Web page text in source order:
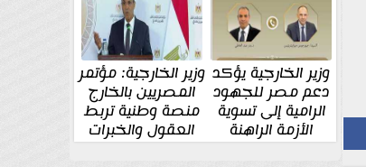
وزير الخارجية يؤكد
دعم مصر للجهود
الرامية إلى تسوية
الأزمة الراهنة
وزير الخارجية: مؤتمر
المصريين بالخارج
منصة وطنية تربط
العقول والخبرات
المصرية بالدولة